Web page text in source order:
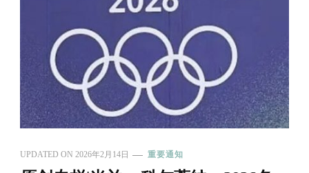
UPDATED ON 2026年2月14日 重要通知